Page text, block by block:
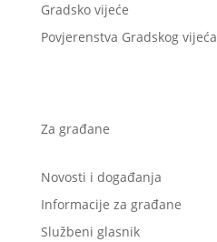
Gradsko vijeće
Povjerenstva Gradskog vijeća
Za građane
Novosti i događanja
Informacije za građane
Službeni glasnik